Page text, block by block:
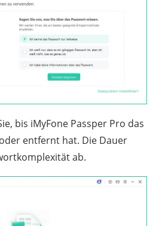
bis iMyFone Passper Pro das
entfernt hat. Die Dauer
ab.